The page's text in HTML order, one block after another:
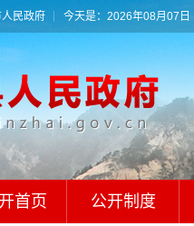
民政府 今天是：2026年08月07日
首页 公开制度